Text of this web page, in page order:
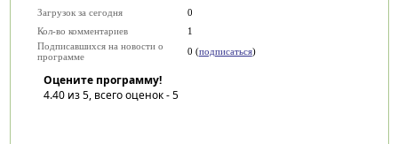
Загрузок за сегодня
0
Кол-во комментариев
1
Подписавшихся на новости о
программе
0 (подписаться)
Оцените программу!
4.40из 5, всего оценок -5